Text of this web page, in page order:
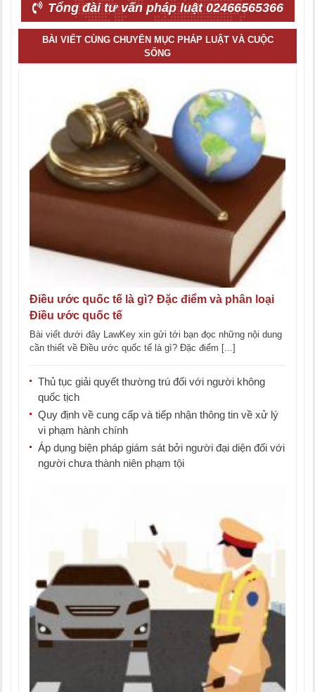
Tổng đài tư vấn pháp luật 02466565366
BÀI VIẾT CÙNG CHUYÊN MỤC PHÁP LUẬT VÀ CUỘC
SỐNG
Điều ước quốc tế là gì? Đặc điểm và phân loại
Điều ước quốc tế
Bài viết dưới đây LawKey xin gửi tới bạn đọc những nội dung
cần thiết về Điều ước quốc tế là gì? Đặc điểm [...]
Thủ tục giải quyết thường trú đối với người không
quốc tịch
Quy định về cung cấp và tiếp nhận thông tin về xử lý
vi phạm hành chính
Áp dụng biện pháp giám sát bởi người đại diện đối với
người chưa thành niên phạm tội